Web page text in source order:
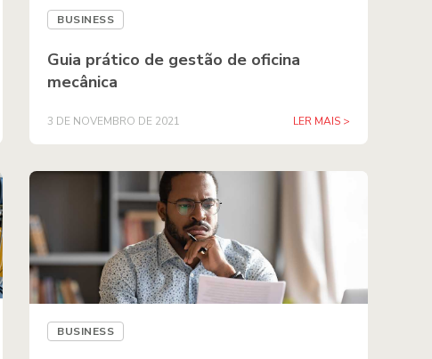
BUSINESS
Guia prático de gestão de oficina
mecânica
3 DE NOVEMBRO DE 2021 LER MAIS >
BUSINESS